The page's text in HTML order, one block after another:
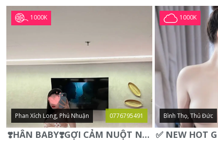
1000K
Phan Xích Long, Phú Nhuận 0776795491
❣️HÂN BABY❣️GỢI CẢM NUỘT NÀ DÁNG SON XINH XINH QUYẾN RŨ
1000K
Bình Thọ, Thủ Đức